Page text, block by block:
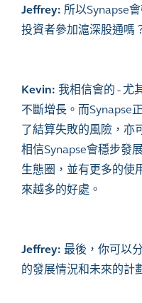
Jeffrey: 所以Synapse
投資者參加滬深股通嗎
Kevin: 我相信會的 - 尤
不斷增長。而Synapse
了結算失敗的風險，亦
相信Synapse會穩步發
生態圈，並有更多的使
來越多的好處。
Jeffrey: 最後，你可以
的發展情況和未來的計